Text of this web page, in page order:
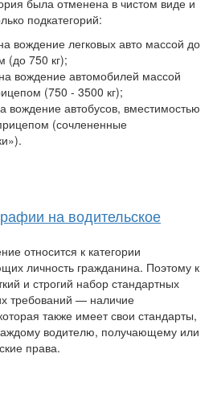
была отменена в чистом виде и
подкатегорий:
вождение легковых авто массой до
(до 750 кг);
вождение автомобилей массой
(750 - 3500 кг);
вождение автобусов, вместимостью
(сочлененные
на водительское
относится к категории
личность гражданина. Поэтому к
и строгий набор стандартных
требований — наличие
также имеет свои стандарты,
водителю, получающему или
права.